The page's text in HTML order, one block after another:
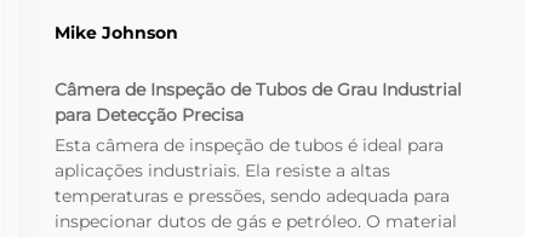
Mike Johnson
Câmera de Inspeção de Tubos de Grau Industrial
para Detecção Precisa
Esta câmera de inspeção de tubos é ideal para
aplicações industriais. Ela resiste a altas
temperaturas e pressões, sendo adequada para
inspecionar dutos de gás e petróleo. O material